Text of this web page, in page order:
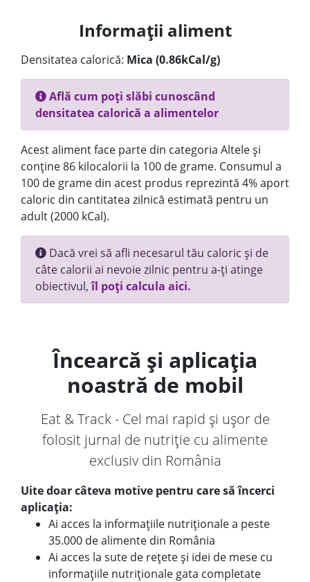
Informații aliment
Densitatea calorică: Mica (0.86kCal/g)
Află cum poți slăbi cunoscând
densitatea calorică a alimentelor
Acest aliment face parte din categoria Altele și
conține 86 kilocalorii la 100 de grame. Consumul a
100 de grame din acest produs reprezintă 4% aport
caloric din cantitatea zilnică estimată pentru un
adult (2000 kCal).
Dacă vrei să afli necesarul tău caloric și de
câte calorii ai nevoie zilnic pentru a-ți atinge
obiectivul,îl poți calcula aici.
Încearcă și aplicația
noastră de mobil
Eat & Track - Cel mai rapid și ușor de
folosit jurnal de nutriție cu alimente
exclusiv din România
Uite doar câteva motive pentru care să încerci
aplicația:
Ai acces la informațiile nutriționale a peste
35.000 de alimente din România
Ai acces la sute de rețete și idei de mese cu
informațiile nutriționale gata completate